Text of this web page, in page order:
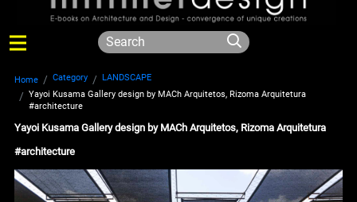
Home Category
LANDSCAPE
Yayoi Kusama Gallery design by MACh Arquitetos, Rizoma Arquitetura
#architecture
Yayoi Kusama Gallery design by MACh Arquitetos, Rizoma Arquitetura
#architecture